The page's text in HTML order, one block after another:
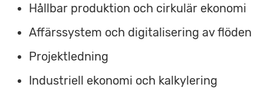
Hållbar produktion och cirkulär ekonomi
Affärssystem och digitalisering av flöden
Projektledning
Industriell ekonomi och kalkylering